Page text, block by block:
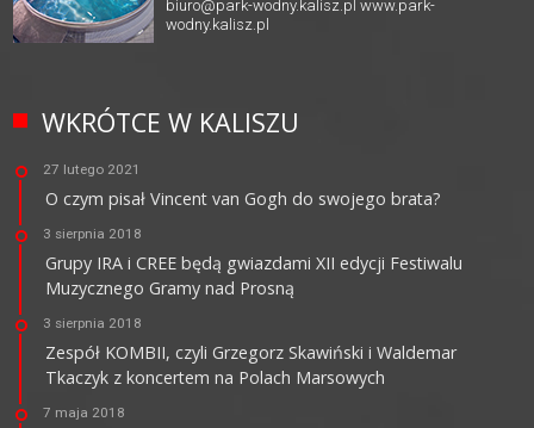
biuro@park-wodny.kalisz.pl www.park-
wodny.kalisz.pl
WKRÓTCE W KALISZU
27 lutego 2021
O czym pisał Vincent van Gogh do swojego brata?
3 sierpnia 2018
Grupy IRA i CREE będą gwiazdami XII edycji Festiwalu
Muzycznego Gramy nad Prosną
3 sierpnia 2018
Zespół KOMBII, czyli Grzegorz Skawiński i Waldemar
Tkaczyk z koncertem na Polach Marsowych
7 maja 2018